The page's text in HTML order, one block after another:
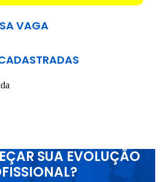
VAGA
SUA EVOLUÇÃO